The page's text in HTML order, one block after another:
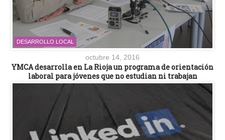
DESARROLLO LOCAL
octubre 14, 2016
YMCA desarrolla en La Rioja un programa de orientación
laboral para jóvenes que no estudian ni trabajan